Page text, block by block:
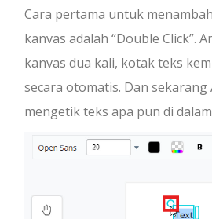
Cara pertama untuk
kanvas adalah “Double Click”.
kanvas dua kali, kotak teks
secara otomatis. Dan sekarang
mengetik teks apa pun di